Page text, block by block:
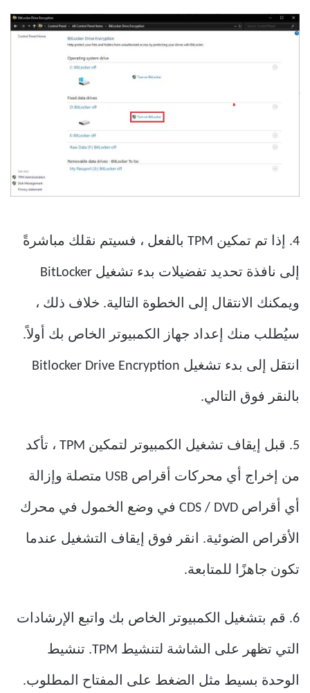
4. إذا تم تمكين TPM بالفعل ، فسيتم نقلك مباشرةً
إلى نافذة تحديد تفضيلات بدء تشغيل BitLocker
ويمكنك الانتقال إلى الخطوة التالية. خلاف ذلك ،
سيُطلب منك إعداد جهاز الكمبيوتر الخاص بك أولاً.
انتقل إلى بدء تشغيل Bitlocker Drive Encryption
بالنقر فوق التالي.
5. قبل إيقاف تشغيل الكمبيوتر لتمكين TPM ، تأكد
من إخراج أي محركات أقراص USB متصلة وإزالة
أي أقراص CDS / DVD في وضع الخمول في محرك
الأقراص الضوئية. انقر فوق إيقاف التشغيل عندما
تكون جاهزًا للمتابعة.
6. قم بتشغيل الكمبيوتر الخاص بك واتبع الإرشادات
التي تظهر على الشاشة لتنشيط TPM. تنشيط
الوحدة بسيط مثل الضغط على المفتاح المطلوب.